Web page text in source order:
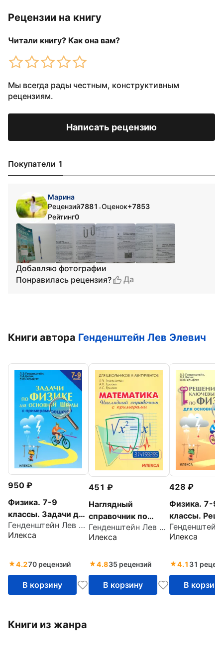
Рецензии на книгу
Читали книгу? Как она вам?
Мы всегда рады честным, конструктивным
рецензиям.
Написать рецензию
Покупатели 1
Марина
Рецензий7881 •Оценок+7853
Рейтинг0
Добавляю фотографии
Понравилась рецензия?
Да
Книги автора Генденштейн Лев Элевич
950
Физика. 7-9
классы. Задачи для
основной школы с
примерами
Генденштейн Лев Элевич
Илекса
4.270 рецензий
В корзину
451
Наглядный
справочник по
математике с
примерами. Для
школьников,
учителей
Генденштейн Лев Элевич
Илекса
4.835 рецензий
В корзину
428
Физика. 7-9
классы.
ключевых
для
Илекса
4.1 31
В корзину
Книги из жанра